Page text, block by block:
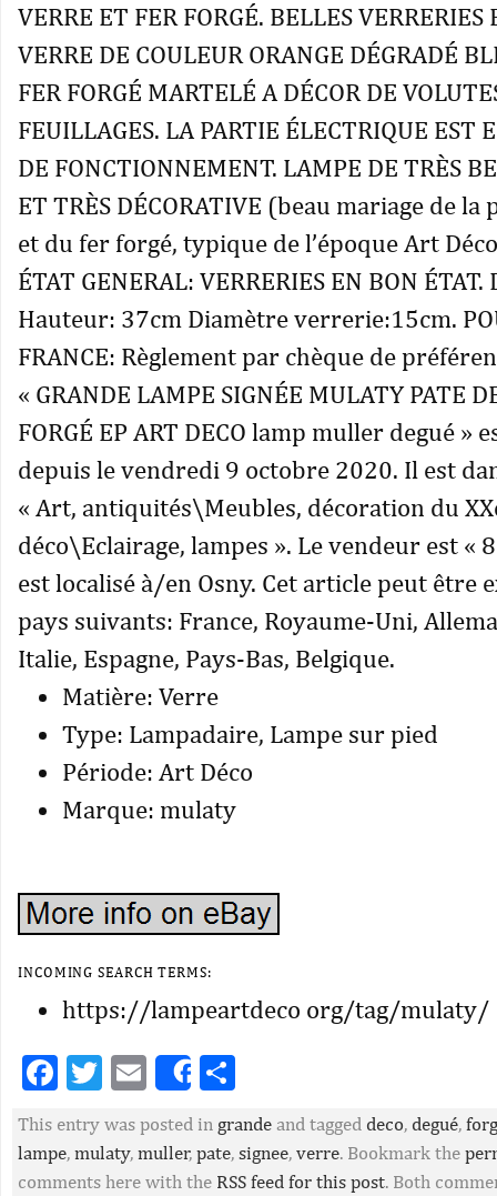
VERRE ET FER FORGÉ. BELLES VERRERIES
VERRE DE COULEUR ORANGE DÉGRADÉ
FER FORGÉ MARTELÉ A DÉCOR DE
FEUILLAGES. LA PARTIE ÉLECTRIQUE EST
DE FONCTIONNEMENT. LAMPE DE TRÈS
ET TRÈS DÉCORATIVE (beau mariage de la
et du fer forgé, typique de l’époque Art
ÉTAT GENERAL: VERRERIES EN BON
Hauteur: 37cm Diamètre verrerie:15cm.
FRANCE: Règlement par chèque de
« GRANDE LAMPE SIGNÉE MULATY PATE
FORGÉ EP ART DECO lamp muller degué »
depuis le vendredi 9 octobre 2020. Il est
« Art, antiquités\Meubles, décoration du
déco\Eclairage, lampes ». Le vendeur est «
est localisé à/en Osny. Cet article peut être
pays suivants: France, Royaume-Uni,
Italie, Espagne, Pays-Bas, Belgique.
Matière: Verre
Type: Lampadaire, Lampe sur pied
Période: Art Déco
Marque: mulaty
INCOMING SEARCH TERMS:
https://lampeartdeco org/tag/mulaty/
Facebook
Twitter
EmailShare
This entry was posted in grande and tagged deco, degué,
lampe, mulaty, muller, pate, signee, verre. Bookmark the
comments here with the RSS feed for this post. Both